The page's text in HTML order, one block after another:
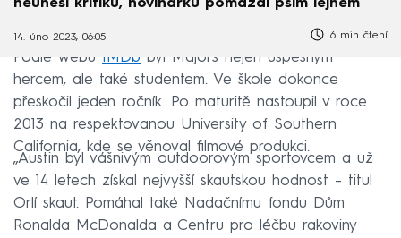
neunesl kritiku, novinářku pomazal psím lejnem
14. úno 2023, 06:05 6 min čtení
Podle webu IMDb byl Majors nejen úspěšným
hercem, ale také studentem. Ve škole dokonce
přeskočil jeden ročník. Po maturitě nastoupil v roce
2013 na respektovanou University of Southern
California, kde se věnoval filmové produkci.
„Austin byl vášnivým outdoorovým sportovcem a už
ve 14 letech získal nejvyšší skautskou hodnost – titul
Orlí skaut. Pomáhal také Nadačnímu fondu Dům
Ronalda McDonalda a Centru pro léčbu rakoviny